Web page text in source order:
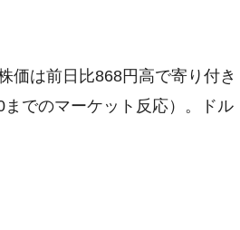
価は前日比868円高で寄り付き
でのマーケット反応）。ドル